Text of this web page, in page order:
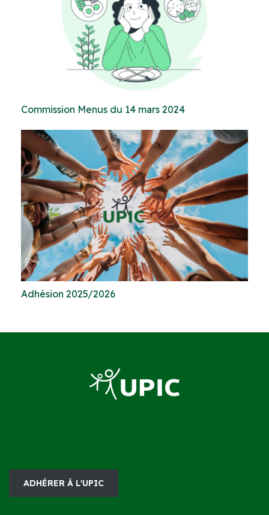
Commission Menus du 14 mars 2024
Adhésion 2025/2026
ADHÉRER À L'UPIC